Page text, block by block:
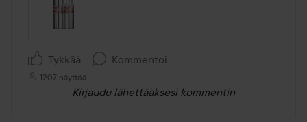
Tykkää Kommentoi
1207 näyttöä
Kirjaudu lähettääksesi kommentin